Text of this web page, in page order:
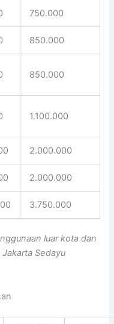
750.000
850.000
850.000
1.100.000
2.000.000
2.000.000
3.750.000
luar kota dan
Sedayu